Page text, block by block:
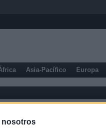
nosotros
Asia-Pacífico Europa